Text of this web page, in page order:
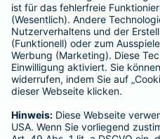
Kranken-